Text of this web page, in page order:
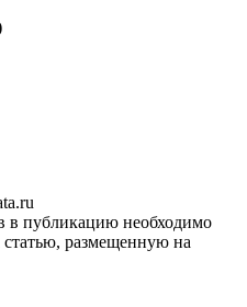
в публикацию необходимо
размещенную на